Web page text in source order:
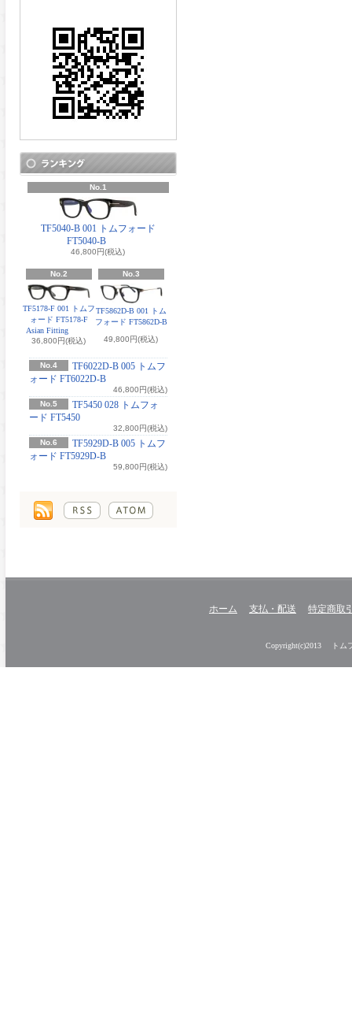
No.1
TF5040-B 001 トムフォード
FT5040-B
46,800円(税込)
No.2
TF5178-F 001 トムフ
ォード FT5178-F
Asian Fitting
36,800円(税込)
No.3
TF5862D-B 001 トム
フォード FT5862D-B
49,800円(税込)
No.4
TF6022D-B 005 トムフ
ォード FT6022D-B
46,800円(税込)
No.5
TF5450 028 トムフォ
ード FT5450
32,800円(税込)
No.6
TF5929D-B 005 トムフ
ォード FT5929D-B
59,800円(税込)
ホーム 支払・配送 特定商取
Copyright(c)2013 トム